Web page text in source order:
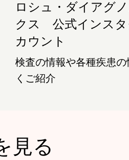
ロシュ・ダイアグ
クス 公式インスタ
カウント
検査の情報や各種疾患
くご紹介
見る